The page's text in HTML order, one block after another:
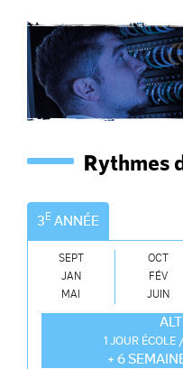
Rythmes
3E ANNÉE
SEPT OCT
JAN
FÉV
MAI
JUIN
1 JOUR ÉCOLE
+ 6